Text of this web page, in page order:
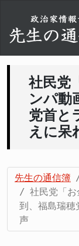
社民党
ンパ動
党首と
えに呆
先生の通信簿
社民党「
到、福島瑞穂
声